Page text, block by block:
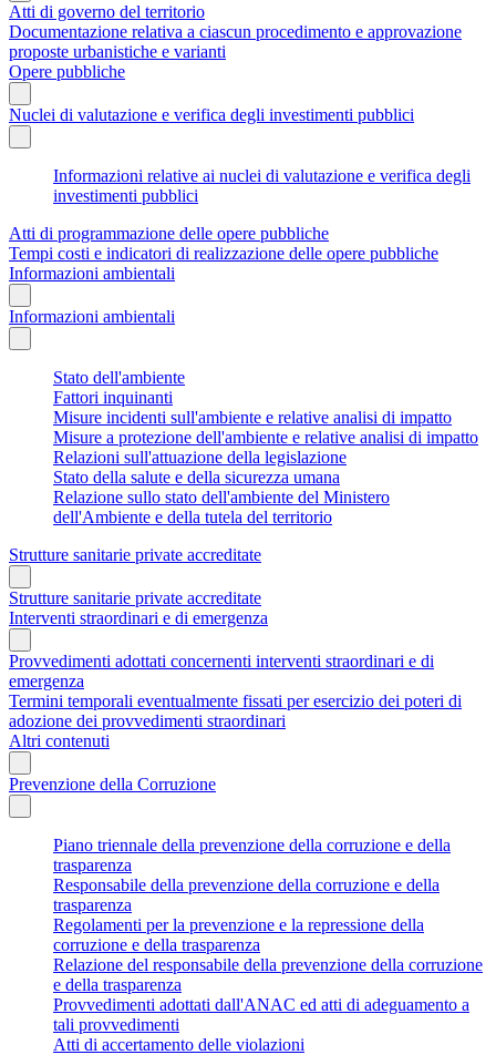
Atti di governo del territorio
Documentazione relativa a ciascun procedimento e approvazione
proposte urbanistiche e varianti
Opere pubbliche
Nuclei di valutazione e verifica degli investimenti pubblici
Informazioni relative ai nuclei di valutazione e verifica degli
investimenti pubblici
Atti di programmazione delle opere pubbliche
Tempi costi e indicatori di realizzazione delle opere pubbliche
Informazioni ambientali
Informazioni ambientali
Stato dell'ambiente
Fattori inquinanti
Misure incidenti sull'ambiente e relative analisi di impatto
Misure a protezione dell'ambiente e relative analisi di impatto
Relazioni sull'attuazione della legislazione
Stato della salute e della sicurezza umana
Relazione sullo stato dell'ambiente del Ministero
dell'Ambiente e della tutela del territorio
Strutture sanitarie private accreditate
Strutture sanitarie private accreditate
Interventi straordinari e di emergenza
Provvedimenti adottati concernenti interventi straordinari e di
emergenza
Termini temporali eventualmente fissati per esercizio dei poteri di
adozione dei provvedimenti straordinari
Altri contenuti
Prevenzione della Corruzione
Piano triennale della prevenzione della corruzione e della
trasparenza
Responsabile della prevenzione della corruzione e della
trasparenza
Regolamenti per la prevenzione e la repressione della
corruzione e della trasparenza
Relazione del responsabile della prevenzione della corruzione
e della trasparenza
Provvedimenti adottati dall'ANAC ed atti di adeguamento a
tali provvedimenti
Atti di accertamento delle violazioni